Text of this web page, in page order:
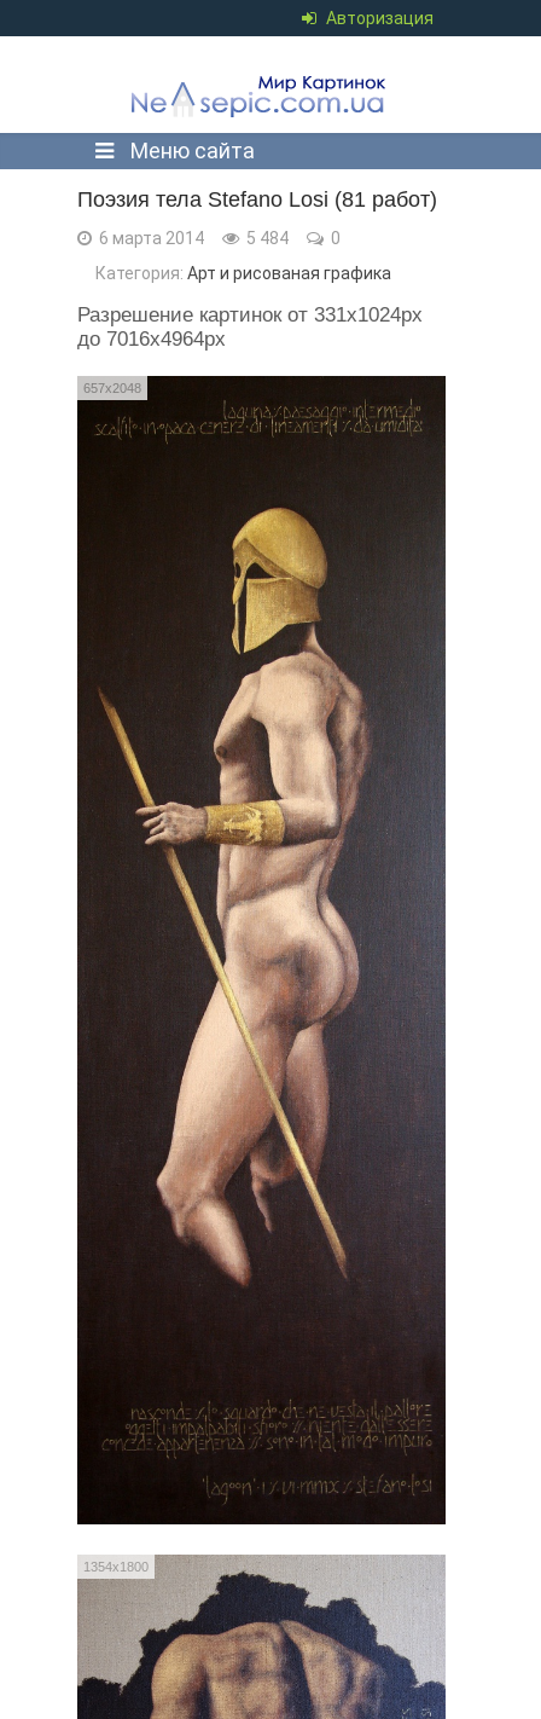
Авторизация
Меню сайта
Поэзия тела Stefano Losi (81 работ)
6 марта 2014 5 484
0
Категория: Арт и рисованая графика
Разрешение картинок от 331x1024px
до 7016x4964px
657x2048
1354x1800